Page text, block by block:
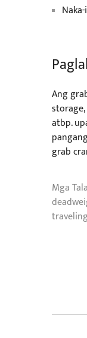
Ang
atbp.
grab
Mga